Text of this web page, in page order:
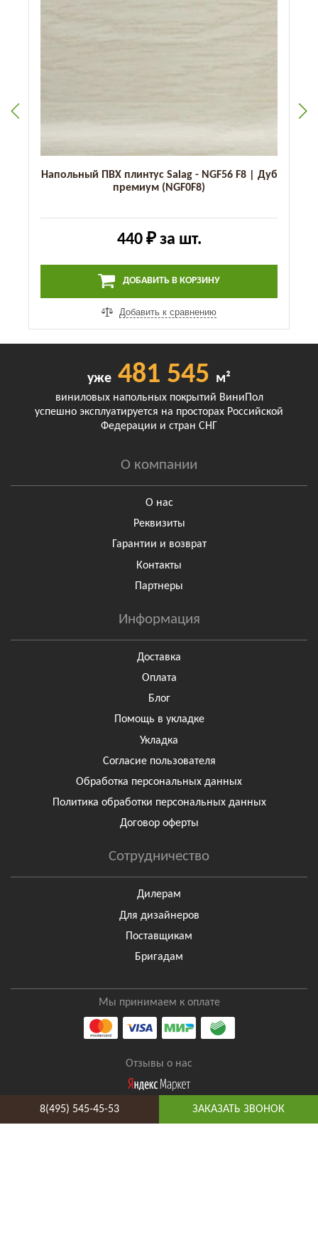
Напольный ПВХ плинтус Salag - NGF56 F8 | Дуб
премиум (NGF0F8)
440 ₽за шт.
ДОБАВИТЬ В КОРЗИНУ
Добавить к сравнению
уже 481 545 м²
виниловых напольных покрытий ВиниПол
успешно эксплуатируется на просторах Российской
Федерации и стран СНГ
О компании
О нас
Реквизиты
Гарантии и возврат
Контакты
Партнеры
Информация
Доставка
Оплата
Блог
Помощь в укладке
Укладка
Согласие пользователя
Обработка персональных данных
Политика обработки персональных данных
Договор оферты
Сотрудничество
Дилерам
Для дизайнеров
Поставщикам
Бригадам
Мы принимаем к оплате
Отзывы о нас
8(495) 545-45-53 ЗАКАЗАТЬ ЗВОНОК